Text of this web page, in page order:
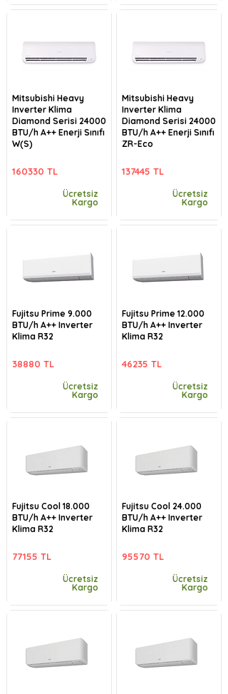
Mitsubishi Heavy
Inverter Klima
Diamond Serisi 24000
BTU/h A++ Enerji Sınıfı
W(S)
160330 TL
Ücretsiz
Kargo
Fujitsu Prime 9.000
BTU/h A++ Inverter
Klima R32
38880 TL
Ücretsiz
Kargo
Fujitsu Cool 18.000
BTU/h A++ Inverter
Klima R32
77155 TL
Ücretsiz
Kargo
Mitsubishi Heavy
Inverter Klima
Diamond Serisi 24000
BTU/h A++ Enerji Sınıfı
ZR-Eco
137445 TL
Ücretsiz
Kargo
Fujitsu Prime 12.000
BTU/h A++ Inverter
Klima R32
46235 TL
Ücretsiz
Kargo
Fujitsu Cool 24.000
BTU/h A++ Inverter
Klima R32
95570 TL
Ücretsiz
Kargo